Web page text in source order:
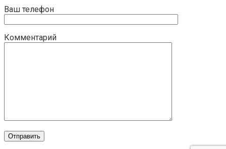
Ваш телефон
Комментарий